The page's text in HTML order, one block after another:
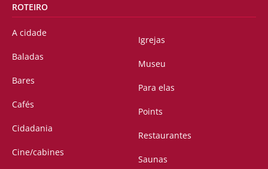
ROTEIRO
A cidade
Baladas
Bares
Cafés
Cidadania
Cine/cabines
Igrejas
Museu
Para elas
Points
Restaurantes
Saunas